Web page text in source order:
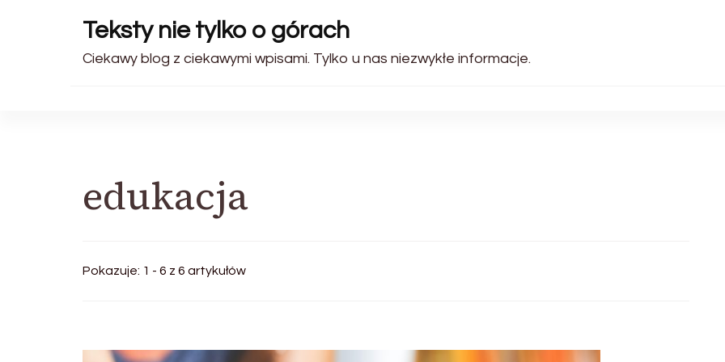
Teksty nie tylko o górach
Ciekawy blog z ciekawymi wpisami. Tylko u nas niezwykłe informacje.
edukacja
Pokazuje: 1 - 6 z 6 artykułów